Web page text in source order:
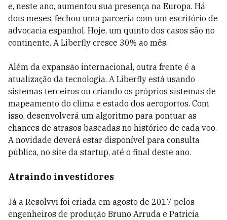
e, neste ano, aumentou sua presença na Europa. Há
dois meses, fechou uma parceria com um escritório de
advocacia espanhol. Hoje, um quinto dos casos são no
continente. A Liberfly cresce 30% ao mês.
Além da expansão internacional, outra frente é a
atualização da tecnologia. A Liberfly está usando
sistemas terceiros ou criando os próprios sistemas de
mapeamento do clima e estado dos aeroportos. Com
isso, desenvolverá um algoritmo para pontuar as
chances de atrasos baseadas no histórico de cada voo.
A novidade deverá estar disponível para consulta
pública, no site da startup, até o final deste ano.
Atraindo investidores
Já a Resolvvi foi criada em agosto de 2017 pelos
engenheiros de produção Bruno Arruda e Patricia